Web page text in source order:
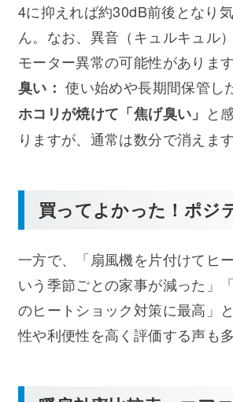
4に抑えれば約30dB前後となり
ん。なお、異音（キュルキュル
モーター異常の可能性があります
臭い： 使い始めや長期間保管し
ホコリが焼けて「焦げ臭い」 と
りますが、通常は数分で消えます
買ってよかった！ポジ
一方で、「扇風機を片付けてヒ
いう季節ごとの家事が減った」
のヒートショック対策に最高」
性や利便性を高く評価する声も